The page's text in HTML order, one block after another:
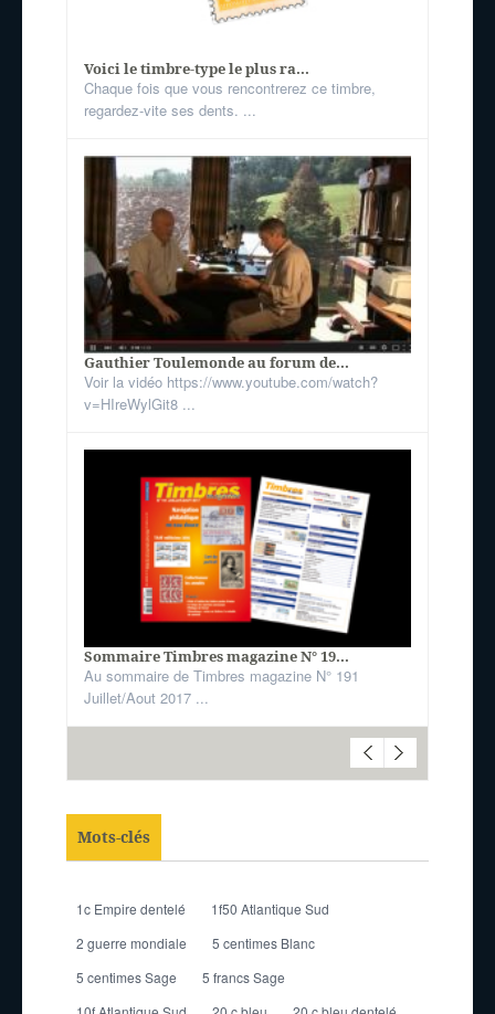
Voici le timbre-type le plus ra...
Chaque fois que vous rencontrerez ce timbre,
regardez-vite ses dents. ...
Gauthier Toulemonde au forum de...
Voir la vidéo https://www.youtube.com/watch?
v=HIreWylGit8 ...
Sommaire Timbres magazine N° 19...
Au sommaire de Timbres magazine N° 191
Juillet/Aout 2017 ...
Mots-clés
1c Empire dentelé
1f50 Atlantique Sud
2 guerre mondiale
5 centimes Blanc
5 centimes Sage
5 francs Sage